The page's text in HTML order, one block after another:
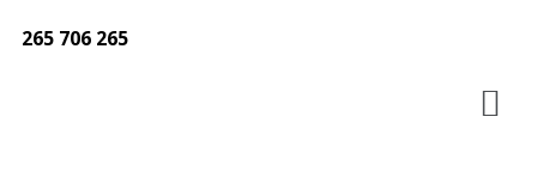
265 706 265